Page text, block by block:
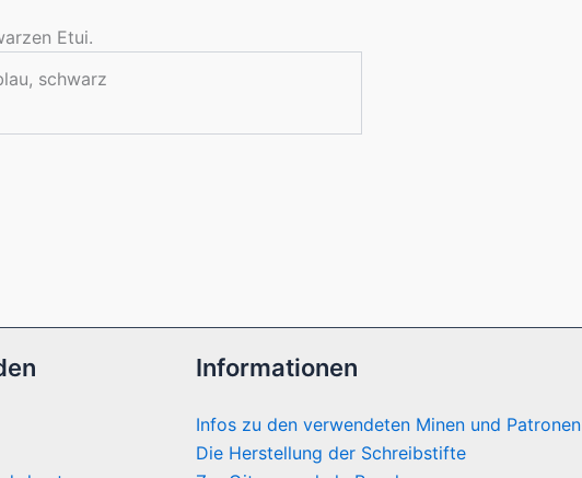
Etui.
schwarz
Informationen
Infos zu den verwendeten Minen und Patronen
Die Herstellung der Schreibstifte